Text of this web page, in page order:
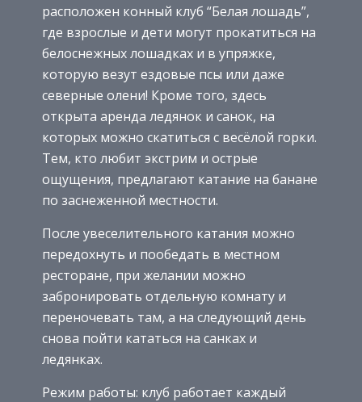
расположен конный клуб “Белая лошадь”,
где взрослые и дети могут прокатиться на
белоснежных лошадках и в упряжке,
которую везут ездовые псы или даже
северные олени! Кроме того, здесь
открыта аренда ледянок и санок, на
которых можно скатиться с весёлой горки.
Тем, кто любит экстрим и острые
ощущения, предлагают катание на банане
по заснеженной местности.
После увеселительного катания можно
передохнуть и пообедать в местном
ресторане, при желании можно
забронировать отдельную комнату и
переночевать там, а на следующий день
снова пойти кататься на санках и
ледянках.
Режим работы: клуб работает каждый